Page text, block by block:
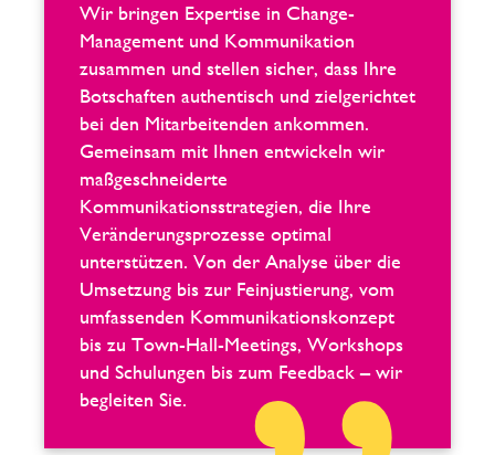
Wir bringen Expertise in Change-
Management und Kommunikation
zusammen und stellen sicher, dass Ihre
Botschaften authentisch und zielgerichtet
bei den Mitarbeitenden ankommen.
Gemeinsam mit Ihnen entwickeln wir
maßgeschneiderte
Kommunikationsstrategien, die Ihre
Veränderungsprozesse optimal
unterstützen. Von der Analyse über die
Umsetzung bis zur Feinjustierung, vom
umfassenden Kommunikationskonzept
bis zu Town-Hall-Meetings, Workshops
und Schulungen bis zum Feedback – wir
begleiten Sie.